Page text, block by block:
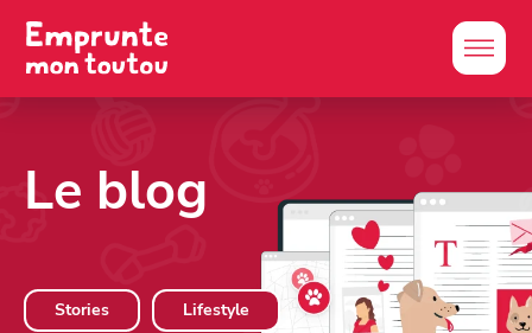
Le blog
Stories Lifestyle